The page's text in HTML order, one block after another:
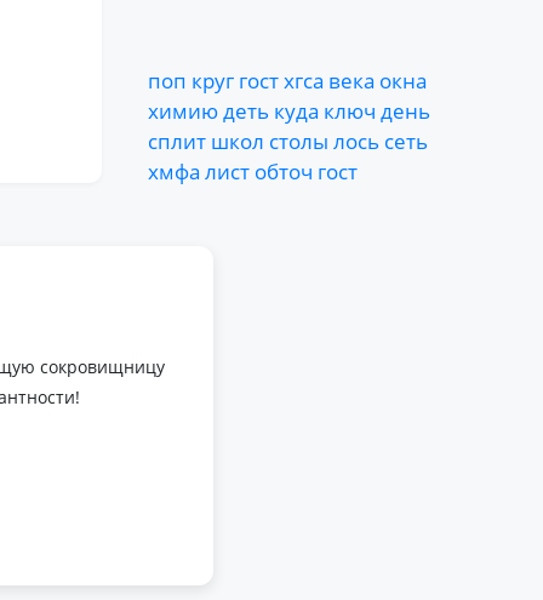
поп круг гостхгса века окна
химиюдеть куда ключ день
сплит школ столы лось сеть
хмфа лист обточ гост
сокровищницу